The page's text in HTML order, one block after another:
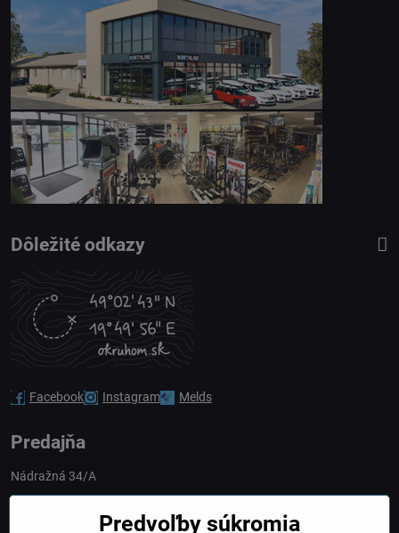
Dôležité odkazy
Facebook Instagram Melds
Predajňa
Nádražná 34/A
Predvoľby súkromia